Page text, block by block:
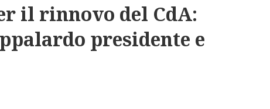
il rinnovo del CdA:
presidente e